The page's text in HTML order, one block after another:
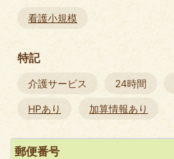
看護小規模
特記
介護サービス 24時間
HPあり 加算情報あり
郵便番号